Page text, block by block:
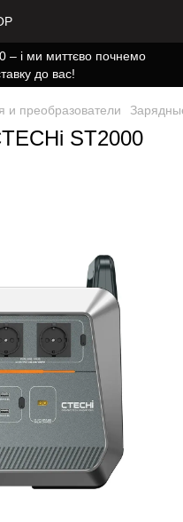
і ми миттєво почнемо
до вас!
и преобразователи
ST2000